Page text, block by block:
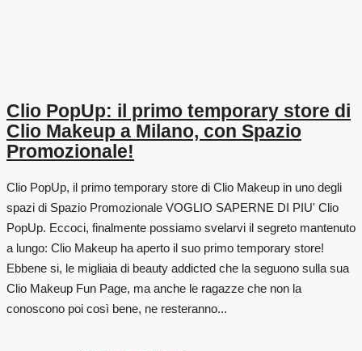
Clio PopUp: il primo temporary store di
Clio Makeup a Milano, con Spazio
Promozionale!
Clio PopUp, il primo temporary store di Clio Makeup in uno degli
spazi di Spazio Promozionale VOGLIO SAPERNE DI PIU' Clio
PopUp. Eccoci, finalmente possiamo svelarvi il segreto mantenuto
a lungo: Clio Makeup ha aperto il suo primo temporary store!
Ebbene si, le migliaia di beauty addicted che la seguono sulla sua
Clio Makeup Fun Page, ma anche le ragazze che non la
conoscono poi così bene, ne resteranno...